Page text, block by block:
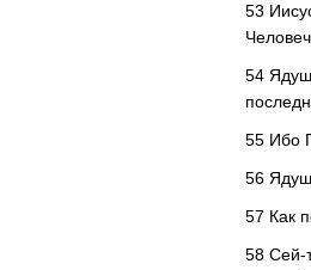
53
54
55 Ибо
56
57 Как
58 Сей-